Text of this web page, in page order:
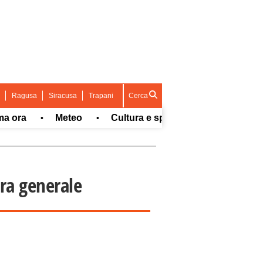
Ragusa Siracusa Trapani Cerca
• Meteo • Cultura e spettacolo
generale